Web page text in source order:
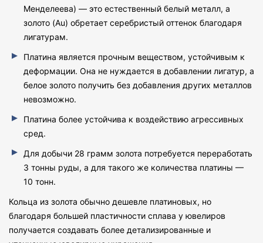
Менделеева) — это естественный белый металл, а
золото (Au) обретает серебристый оттенок благодаря
лигатурам.
Платина является прочным веществом, устойчивым к
деформации. Она не нуждается в добавлении лигатур, а
белое золото получить без добавления других металлов
невозможно.
Платина более устойчива к воздействию агрессивных
сред.
Для добычи 28 грамм золота потребуется переработать
3 тонны руды, а для такого же количества платины —
10 тонн.
Кольца из золота обычно дешевле платиновых, но
благодаря большей пластичности сплава у ювелиров
получается создавать более детализированные и